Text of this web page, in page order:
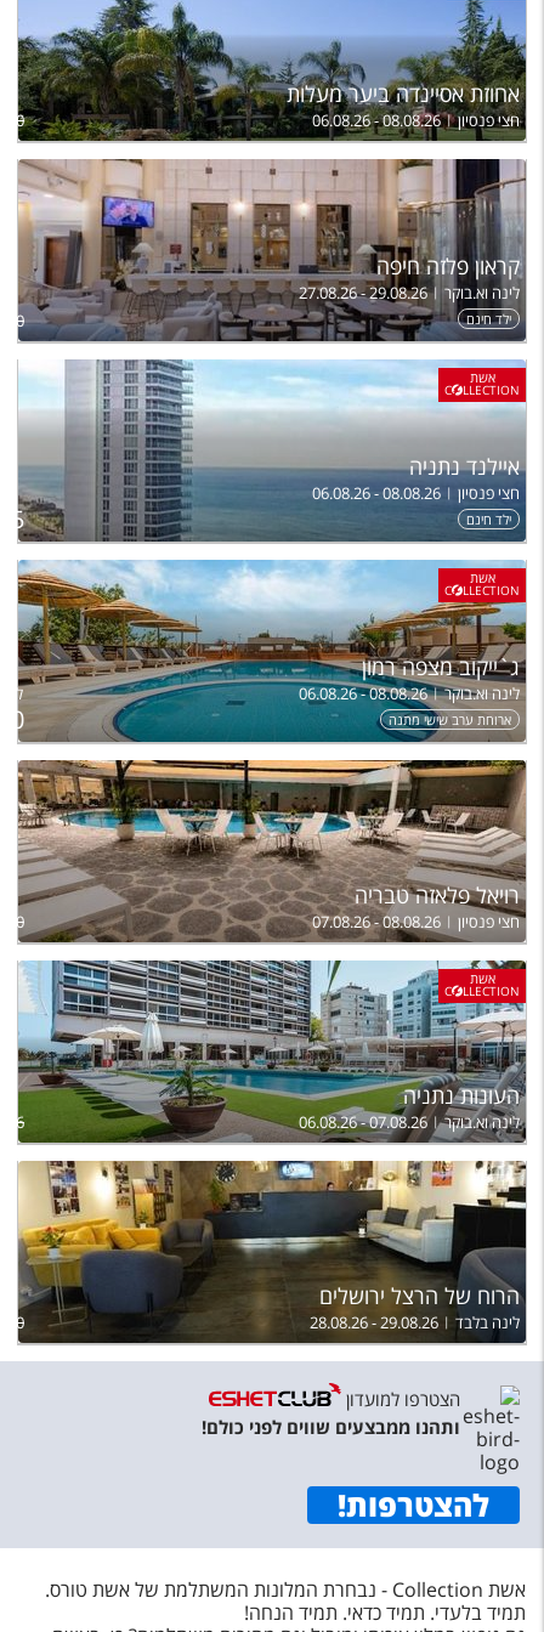
אחוזת אסיינדה ביער מעלות
חצי פנסיון 06.08.26 - 08.08.26
קראון פלזה חיפה
לינה וא.בוקר 27.08.26 - 29.08.26
ילד חינם
אשת
C LLECTION
איילנד נתניה
חצי פנסיון 06.08.26 - 08.08.26
ילד חינם
אשת
C LLECTION
ג`ייקוב מצפה רמון
לינה וא.בוקר 06.08.26 - 08.08.26
ארוחת ערב שישי מתנה
לזוג+1
רויאל פלאזה טבריה
חצי פנסיון 07.08.26 - 08.08.26
אשת
C LLECTION
העונות נתניה
לינה וא.בוקר 06.08.26 - 07.08.26
826
הרוח של הרצל ירושלים
לינה בלבד 28.08.26 - 29.08.26
850
הצטרפו למועדון
ותהנו ממבצעים שווים לפני כולם!
להצטרפות!
אשת Collection - נבחרת המלונות המשתלמת של אשת טורס.
תמיד בלעדי. תמיד כדאי. תמיד הנחה!